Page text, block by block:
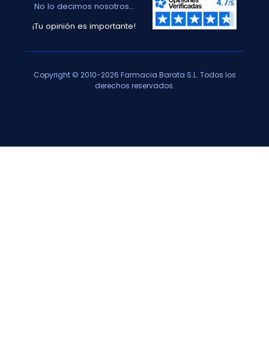
No lo decimos nosotros...
¡Tu opinión es importante!
Copyright © 2010-2026 Farmacia Barata S.L. Todos los
derechos reservados.